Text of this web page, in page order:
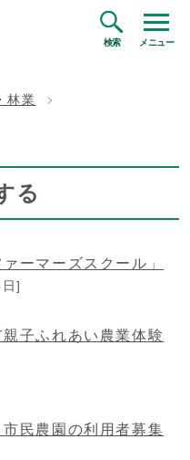
検索 メニュー
林業
る
ーマーズスクール」
]
子ふれあい農業体験
市民農園の利用者募集